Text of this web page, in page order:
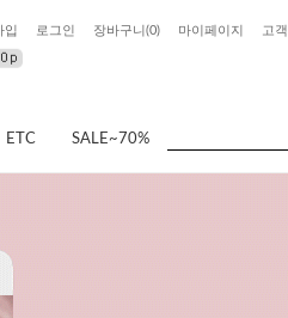
입 로그인 장바구니(0) 마이페이지 고
ETC SALE~70%